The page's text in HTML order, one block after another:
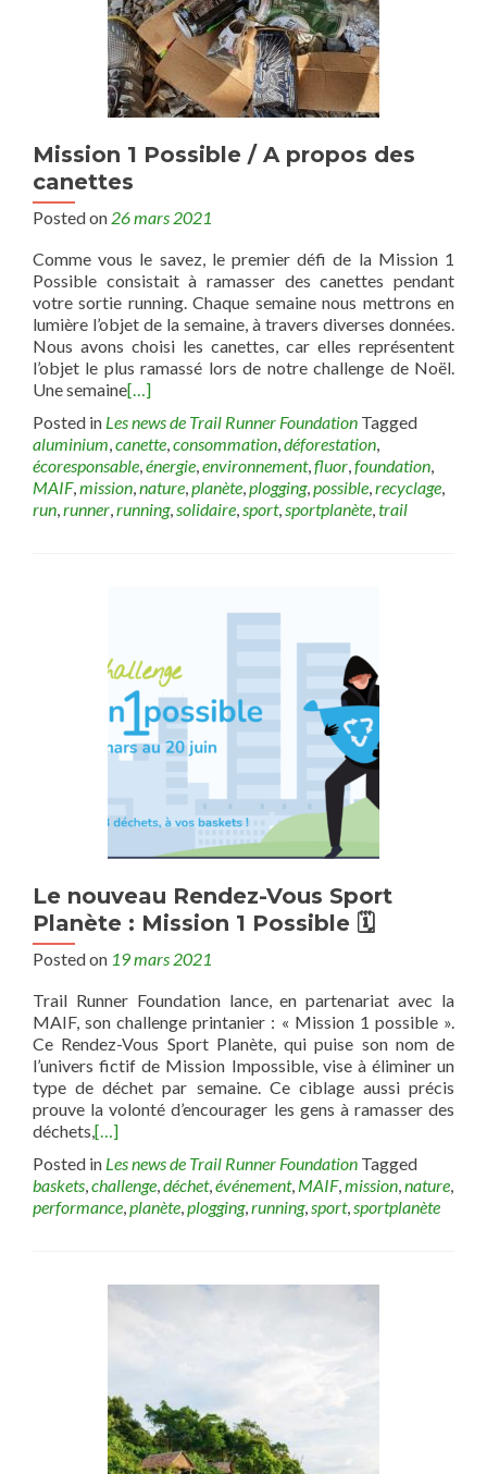
Mission 1 Possible / A propos des
canettes
Posted on 26 mars 2021
Comme vous le savez, le premier défi de la Mission 1
Possible consistait à ramasser des canettes pendant
votre sortie running. Chaque semaine nous mettrons en
lumière l’objet de la semaine, à travers diverses données.
Nous avons choisi les canettes, car elles représentent
l’objet le plus ramassé lors de notre challenge de Noël.
Une semaine[…]
Posted in Les news de Trail Runner Foundation Tagged
aluminium,canette,consommation,déforestation,
écoresponsable,énergie,environnement,fluor,foundation,
MAIF,mission,nature,planète,plogging,possible,recyclage,
run,runner,running,solidaire,sport,sportplanète,trail
Le nouveau Rendez-Vous Sport
Planète : Mission 1 Possible 🗓
Posted on 19 mars 2021
Trail Runner Foundation lance, en partenariat avec la
MAIF, son challenge printanier : « Mission 1 possible ».
Ce Rendez-Vous Sport Planète, qui puise son nom de
l’univers fictif de Mission Impossible, vise à éliminer un
type de déchet par semaine. Ce ciblage aussi précis
prouve la volonté d’encourager les gens à ramasser des
déchets,[…]
Posted in Les news de Trail Runner Foundation Tagged
baskets,challenge,déchet,événement, MAIF,mission,nature,
performance,planète,plogging,running,sport,sportplanète